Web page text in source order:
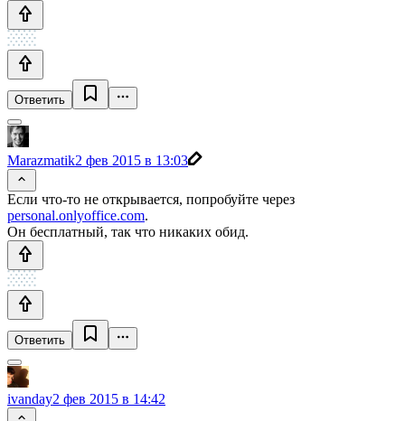
Ответить
Marazmatik2 фев 2015 в 13:03
Если что-то не открывается, попробуйте через
personal.onlyoffice.com.
Он бесплатный, так что никаких обид.
Ответить
ivanday2 фев 2015 в 14:42